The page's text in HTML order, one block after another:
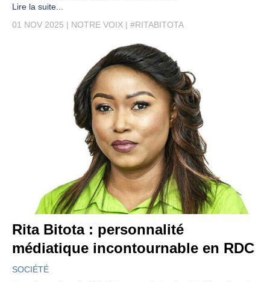
Lire la suite...
01 NOV 2025
NOTRE VOIX #RITABITOTA
Rita Bitota : personnalité
médiatique incontournable en RDC
SOCIÉTÉ